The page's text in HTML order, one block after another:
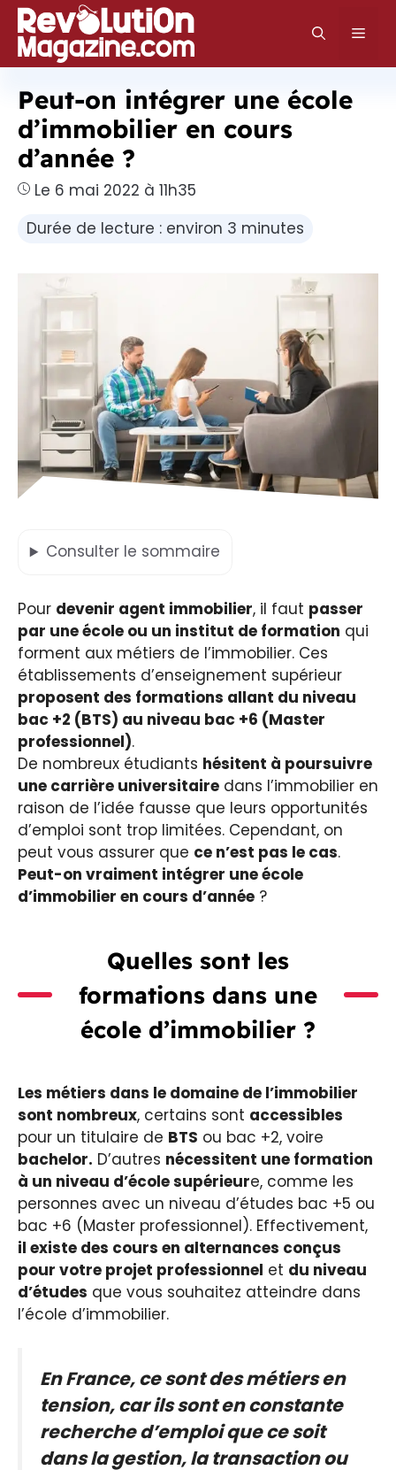
Aller
au
contenu
Peut-on intégrer une école
d’immobilier en cours
d’année ?
Le 6 mai 2022 à 11h35
Durée de lecture : environ 3 minutes
Consulter le sommaire
Pour devenir agent immobilier, il faut passer
par une école ou un institut de formation qui
forment aux métiers de l’immobilier. Ces
établissements d’enseignement supérieur
proposent des formations allant du niveau
bac +2 (BTS) au niveau bac +6 (Master
professionnel).
De nombreux étudiants hésitent à poursuivre
une carrière universitaire dans l’immobilier en
raison de l’idée fausse que leurs opportunités
d’emploi sont trop limitées. Cependant, on
peut vous assurer que ce n’est pas le cas.
Peut-on vraiment intégrer une école
d’immobilier en cours d’année ?
Quelles sont les
formations dans une
école d’immobilier ?
Les métiers dans le domaine de l’immobilier
sont nombreux, certains sont accessibles
pour un titulaire de BTS ou bac +2, voire
bachelor. D’autres nécessitent une formation
à un niveau d’école supérieure, comme les
personnes avec un niveau d’études bac +5 ou
bac +6 (Master professionnel). Effectivement,
il existe des cours en alternances conçus
pour votre projet professionnel et du niveau
d’études que vous souhaitez atteindre dans
l’école d’immobilier.
En France, ce sont des métiers en
tension, car ils sont en constante
recherche d’emploi que ce soit
dans la gestion, la transaction ou